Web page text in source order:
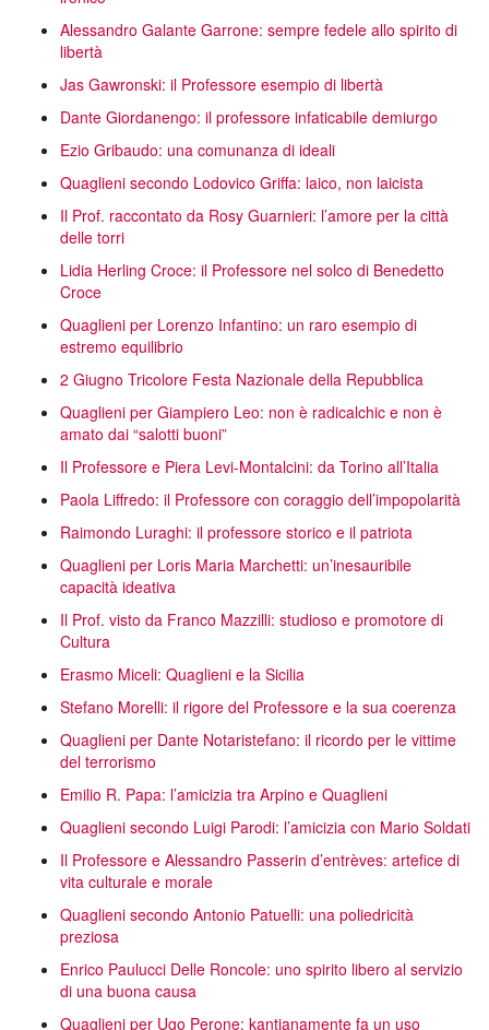
Alessandro Galante Garrone: sempre fedele allo spirito di
libertà
Jas Gawronski: il Professore esempio di libertà
Dante Giordanengo: il professore infaticabile demiurgo
Ezio Gribaudo: una comunanza di ideali
Quaglieni secondo Lodovico Griffa: laico, non laicista
Il Prof. raccontato da Rosy Guarnieri: l’amore per la città
delle torri
Lidia Herling Croce: il Professore nel solco di Benedetto
Croce
Quaglieni per Lorenzo Infantino: un raro esempio di
estremo equilibrio
2 Giugno Tricolore Festa Nazionale della Repubblica
Quaglieni per Giampiero Leo: non è radicalchic e non è
amato dai “salotti buoni”
Il Professore e Piera Levi-Montalcini: da Torino all’Italia
Paola Liffredo: il Professore con coraggio dell’impopolarità
Raimondo Luraghi: il professore storico e il patriota
Quaglieni per Loris Maria Marchetti: un’inesauribile
capacità ideativa
Il Prof. visto da Franco Mazzilli: studioso e promotore di
Cultura
Erasmo Miceli: Quaglieni e la Sicilia
Stefano Morelli: il rigore del Professore e la sua coerenza
Quaglieni per Dante Notaristefano: il ricordo per le vittime
del terrorismo
Emilio R. Papa: l’amicizia tra Arpino e Quaglieni
Quaglieni secondo Luigi Parodi: l’amicizia con Mario Soldati
Il Professore e Alessandro Passerin d’entrèves: artefice di
vita culturale e morale
Quaglieni secondo Antonio Patuelli: una poliedricità
preziosa
Enrico Paulucci Delle Roncole: uno spirito libero al servizio
di una buona causa
Quaglieni per Ugo Perone: kantianamente fa un uso